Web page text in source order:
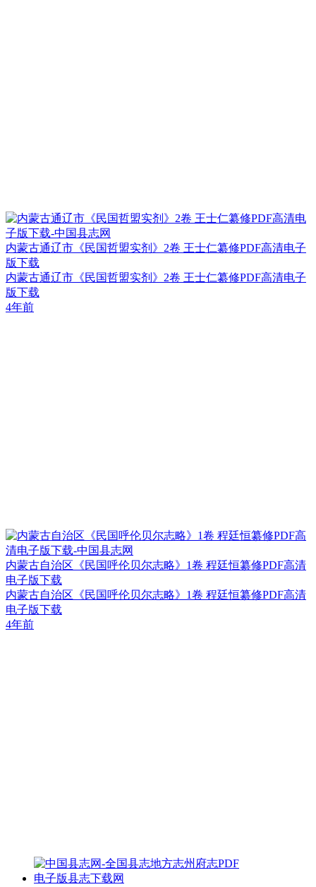
内蒙古通辽市《民国哲盟实剂》2卷 王士仁纂修PDF高清电子
版下载
内蒙古通辽市《民国哲盟实剂》2卷 王士仁纂修PDF高清电子
版下载
4年前
内蒙古自治区《民国呼伦贝尔志略》1卷 程廷恒纂修PDF高清
电子版下载
内蒙古自治区《民国呼伦贝尔志略》1卷 程廷恒纂修PDF高清
电子版下载
4年前